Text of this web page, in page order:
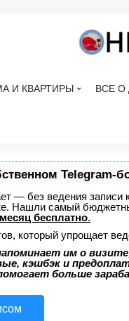
И КВАРТИРЫ ВСЕ О
Telegram-
— без ведения
Нашли самый
бесплатно.
который упрощает
им о
кэшбэк и
больше